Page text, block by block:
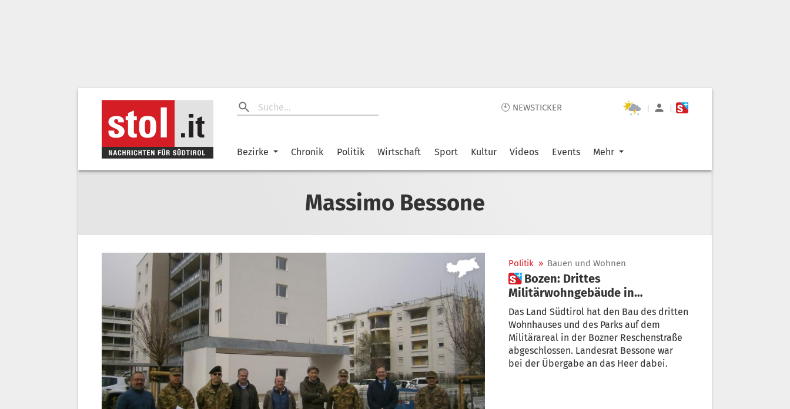
🕙 NEWSTICKER | |
Bezirke Chronik Politik Wirtschaft Sport Kultur Videos Events Mehr
Massimo Bessone
Politik » Bauen und Wohnen
 Bozen: Drittes
Militärwohngebäude in
Reschenstraße übergeben
Das Land Südtirol hat den Bau des dritten
Wohnhauses und des Parks auf dem
Militärareal in der Bozner Reschenstraße
abgeschlossen. Landesrat Bessone war
bei der Übergabe an das Heer dabei.